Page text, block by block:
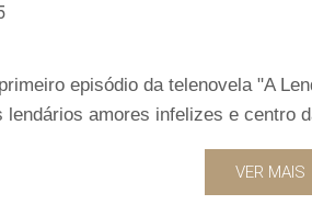
episódio da telenovela "A
lendários amores infelizes e centro
VER MAIS